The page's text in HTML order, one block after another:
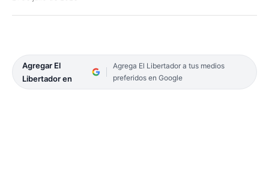
Agregar El
Libertador en
Agrega El Libertador a tus medios
preferidos en Google